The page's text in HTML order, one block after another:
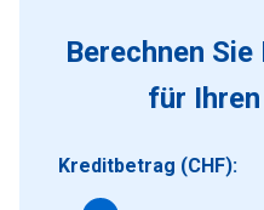
Berechnen
für
Kreditbetrag (CHF):